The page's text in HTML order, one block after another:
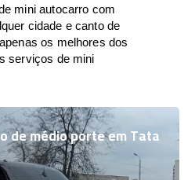
mini autocarro com
cidade e canto de
os melhores dos
serviços de mini
de médio porte em Tata